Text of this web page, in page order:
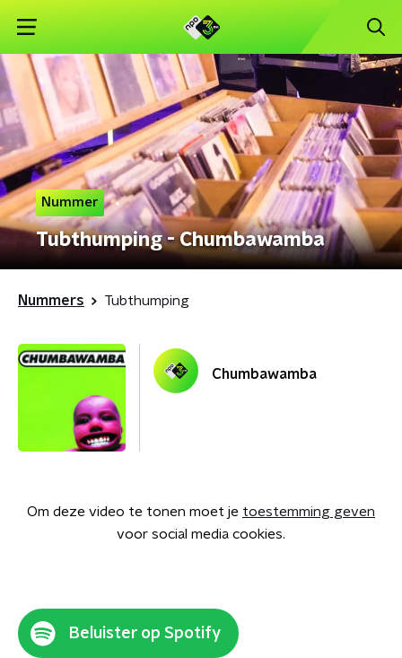
Nummer
Tubthumping - Chumbawamba
Nummers Tubthumping
Chumbawamba
Om deze video te tonen moet je toestemming geven
voor social media cookies.
Beluister op Spotify